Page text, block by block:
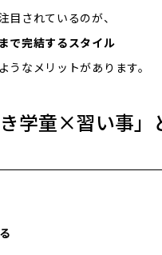
目されているのが、
で完結するスタイル
うなメリットがあります。
学童×習い事」